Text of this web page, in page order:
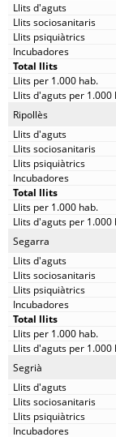
Ripollès
Segarra
Segrià